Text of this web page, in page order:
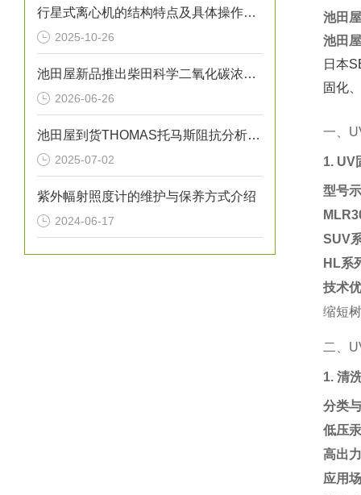
行星式离心机的结构特点及具体操作方法
2025-10-26
池田屋新品推出柴田科学二氧化碳浓度增加测试装置 CD-02S 参数介绍
2026-06-26
池田屋到货THOMAS托马斯阻抗分析仪IM7587
2025-07-02
紫外幅射照度计的维护与保养方式介绍
2024-06-17
池田
池田
日本
固化
一、
1. UV
型号
SUV
HL系
技术
缩短
二、
1. 清
分类
低压
高出
应用